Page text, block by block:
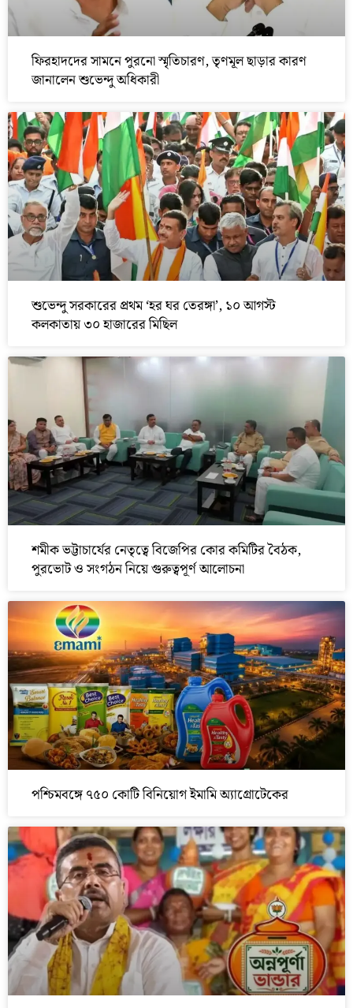
ফিরহাদদের সামনে পুরনো স্মৃতিচারণ, তৃণমূল ছাড়ার কারণ
জানালেন শুভেন্দু অধিকারী
শুভেন্দু সরকারের প্রথম ‘হর ঘর তেরঙ্গা’, ১০ আগস্ট
কলকাতায় ৩০ হাজারের মিছিল
শমীক ভট্টাচার্যের নেতৃত্বে বিজেপির কোর কমিটির বৈঠক,
পুরভোট ও সংগঠন নিয়ে গুরুত্বপূর্ণ আলোচনা
পশ্চিমবঙ্গে ৭৫০ কোটি বিনিয়োগ ইমামি অ্যাগ্রোটেকের